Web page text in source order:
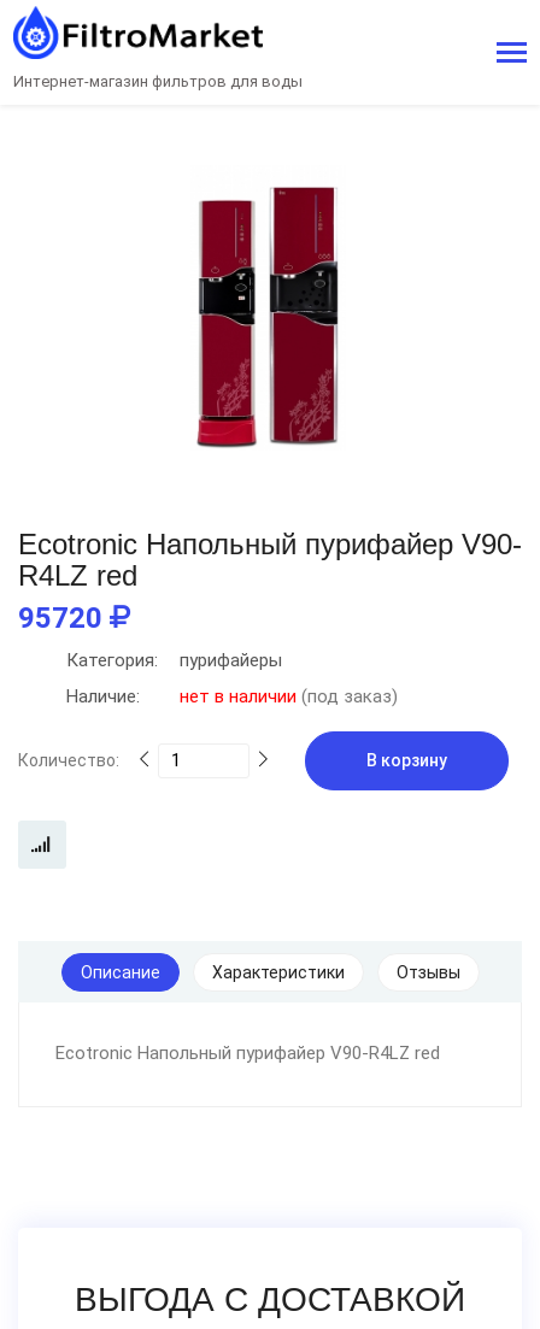
Интернет-магазин фильтров для воды
Ecotronic Напольный пурифайер V90-
R4LZ red
95720
Категория:
пурифайеры
Наличие:
нет в наличии (под заказ)
Количество: В корзину
Описание Характеристики Отзывы
Ecotronic Напольный пурифайер V90-R4LZ red
ВЫГОДА С ДОСТАВКОЙ